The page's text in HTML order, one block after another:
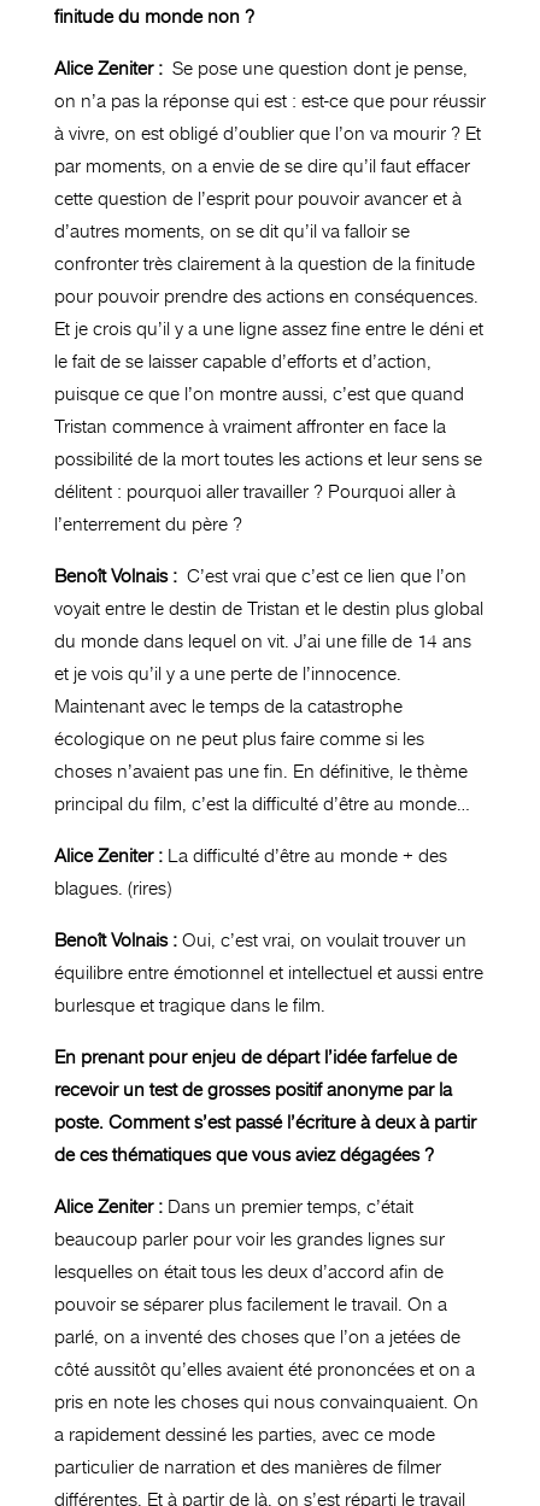
finitude du monde non ?
Alice Zeniter : Se pose une question dont je pense,
on n’a pas la réponse qui est : est-ce que pour réussir
à vivre, on est obligé d’oublier que l’on va mourir ? Et
par moments, on a envie de se dire qu’il faut effacer
cette question de l’esprit pour pouvoir avancer et à
d’autres moments, on se dit qu’il va falloir se
confronter très clairement à la question de la finitude
pour pouvoir prendre des actions en conséquences.
Et je crois qu’il y a une ligne assez fine entre le déni et
le fait de se laisser capable d’efforts et d’action,
puisque ce que l’on montre aussi, c’est que quand
Tristan commence à vraiment affronter en face la
possibilité de la mort toutes les actions et leur sens se
délitent : pourquoi aller travailler ? Pourquoi aller à
l’enterrement du père ?
Benoît Volnais : C’est vrai que c’est ce lien que l’on
voyait entre le destin de Tristan et le destin plus global
du monde dans lequel on vit. J’ai une fille de 14 ans
et je vois qu’il y a une perte de l’innocence.
Maintenant avec le temps de la catastrophe
écologique on ne peut plus faire comme si les
choses n’avaient pas une fin. En définitive, le thème
principal du film, c’est la difficulté d’être au monde…
Alice Zeniter : La difficulté d’être au monde + des
blagues. (rires)
Benoît Volnais :Oui, c’est vrai, on voulait trouver un
équilibre entre émotionnel et intellectuel et aussi entre
burlesque et tragique dans le film.
En prenant pour enjeu de départ l’idée farfelue de
recevoir un test de grosses positif anonyme par la
poste. Comment s’est passé l’écriture à deux à partir
de ces thématiques que vous aviez dégagées ?
Alice Zeniter : Dans un premier temps, c’était
beaucoup parler pour voir les grandes lignes sur
lesquelles on était tous les deux d’accord afin de
pouvoir se séparer plus facilement le travail. On a
parlé, on a inventé des choses que l’on a jetées de
côté aussitôt qu’elles avaient été prononcées et on a
pris en note les choses qui nous convainquaient. On
a rapidement dessiné les parties, avec ce mode
particulier de narration et des manières de filmer
différentes. Et à partir de là, on s’est réparti le travail